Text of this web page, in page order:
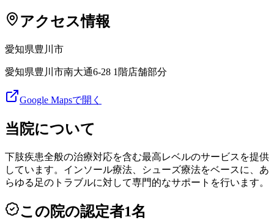
アクセス情報
愛知県豊川市
愛知県豊川市南大通6-28 1階店舗部分
Google Mapsで開く
当院について
下肢疾患全般の治療対応を含む最高レベルのサービスを提供
しています。インソール療法、シューズ療法をベースに、あ
らゆる足のトラブルに対して専門的なサポートを行います。
この院の認定者1名